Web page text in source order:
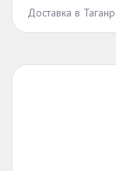
Доставка в